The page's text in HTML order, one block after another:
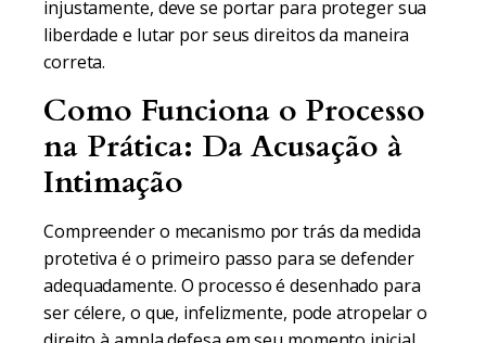
injustamente, deve se portar para proteger sua
liberdade e lutar por seus direitos da maneira
correta.
Como Funciona o Processo
na Prática: Da Acusação à
Intimação
Compreender o mecanismo por trás da medida
protetiva é o primeiro passo para se defender
adequadamente. O processo é desenhado para
ser célere, o que, infelizmente, pode atropelar o